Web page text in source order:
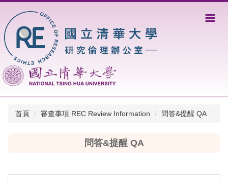
到
主
要
內
區
首頁 審查事項 REC Review Information 問答&提醒 QA
問答&提醒 QA